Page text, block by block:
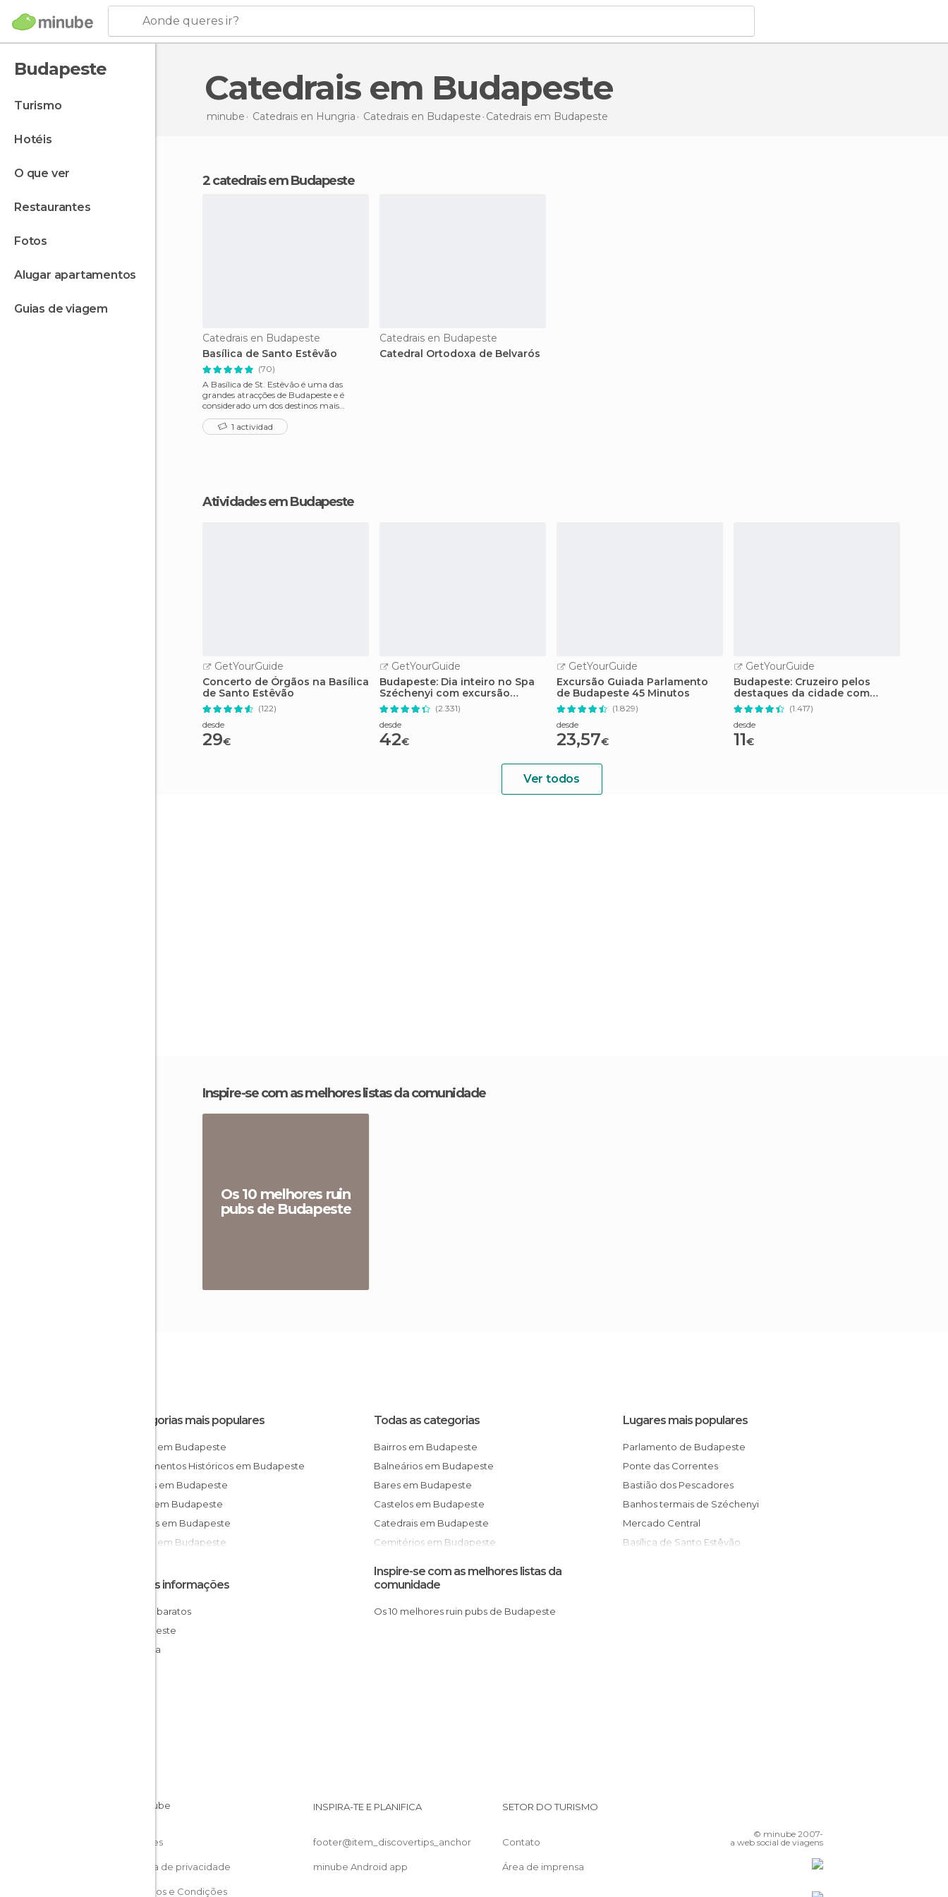
Aonde queres ir?
Budapeste
turismo
hotéis
o que ver
restaurantes
fotos
alugar apartamentos
guias de viagem
Catedrais em Budapeste
minube Catedrais en Hungria Catedrais en Budapeste Catedrais em Budapeste
2 catedrais em Budapeste
Catedrais en Budapeste
Basílica de Santo Estêvão
(70)
A Basílica de St. Estêvão é uma das
grandes atracções de Budapeste e é
considerado um dos destinos mais
sagrados da cidade. Impone
1 actividad
Catedrais en Budapeste
Catedral Ortodoxa de Belvarós
Atividades em Budapeste
GetYourGuide
Concerto de Órgãos na Basílica
de Santo Estêvão
(122)
desde
29€
GetYourGuide
Budapeste: Dia inteiro no Spa
Széchenyi com excursão
opcional a Pálinka
(2.331)
desde
42€
GetYourGuide
Excursão Guiada Parlamento
de Budapeste 45 Minutos
(1.829)
desde
23,57€
GetYourGuide
Budapeste: Cruzeiro pelos
destaques da cidade com
drinque de boas-vindas
(1.417)
desde
11€
Ver todos
Inspire-se com as melhores listas da comunidade
Os 10 melhores ruin
pubs de Budapeste
Categorias mais populares
Praças em Budapeste
Monumentos Históricos em Budapeste
Jardins em Budapeste
Bares em Budapeste
Museus em Budapeste
Igrejas em Budapeste
Todas as categorias
Bairros em Budapeste
Balneários em Budapeste
Bares em Budapeste
Castelos em Budapeste
Catedrais em Budapeste
Cemitérios em Budapeste
Cinemas em Budapeste
De interesse turístico em Budapeste
Monumentos Históricos em Budapeste
Palácios em Budapeste
Pontes em Budapeste
Lugares mais populares
Parlamento de Budapeste
Ponte das Correntes
Bastião dos Pescadores
Banhos termais de Széchenyi
Mercado Central
Basílica de Santo Estêvão
Outras informações
Hotéis baratos
Budapeste
Hungria
Inspire-se com as melhores listas da
comunidade
Os 10 melhores ruin pubs de Budapeste
Cookies
Política de privacidade
Términos e Condições
INSPIRA-TE E PLANIFICA
footer@item_discovertips_anchor
minube Android app
SETOR DO TURISMO
Contato
Área de imprensa
© minube 2007-
a web social de viagens